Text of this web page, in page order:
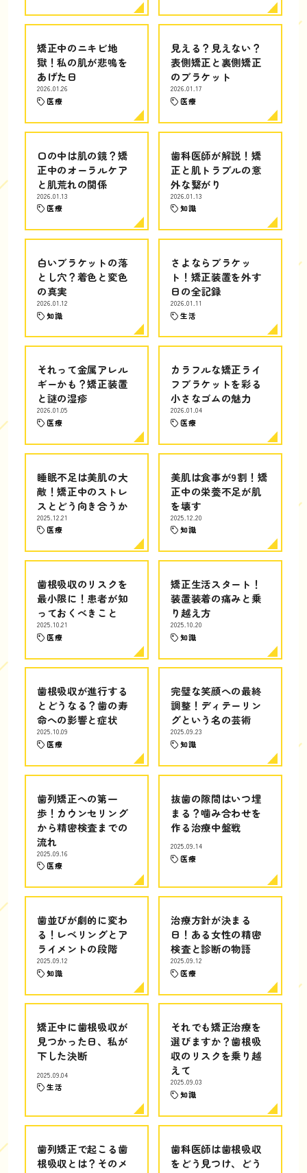
矯正中のニキビ地
獄！私の肌が悲鳴を
あげた日
2026.01.26
医療
見える？見えない？
表側矯正と裏側矯正
のブラケット
2026.01.17
医療
口の中は肌の鏡？矯
正中のオーラルケア
と肌荒れの関係
2026.01.13
医療
歯科医師が解説！矯
正と肌トラブルの意
外な繋がり
2026.01.13
知識
白いブラケットの落
とし穴？着色と変色
の真実
2026.01.12
知識
さよならブラケッ
ト！矯正装置を外す
日の全記録
2026.01.11
生活
それって金属アレル
ギーかも？矯正装置
と謎の湿疹
2026.01.05
医療
カラフルな矯正ライ
フブラケットを彩る
小さなゴムの魅力
2026.01.04
医療
睡眠不足は美肌の大
敵！矯正中のストレ
スとどう向き合うか
2025.12.21
医療
美肌は食事が9割！矯
正中の栄養不足が肌
を壊す
2025.12.20
知識
歯根吸収のリスクを
最小限に！患者が知
っておくべきこと
2025.10.21
医療
矯正生活スタート！
装置装着の痛みと乗
り越え方
2025.10.20
知識
歯根吸収が進行する
とどうなる？歯の寿
命への影響と症状
2025.10.09
医療
完璧な笑顔への最終
調整！ディテーリン
グという名の芸術
2025.09.23
知識
歯列矯正への第一
歩！カウンセリング
から精密検査までの
流れ
2025.09.16
医療
抜歯の隙間はいつ埋
まる？噛み合わせを
作る治療中盤戦
2025.09.14
医療
歯並びが劇的に変わ
る！レベリングとア
ライメントの段階
2025.09.12
知識
治療方針が決まる
日！ある女性の精密
検査と診断の物語
2025.09.12
医療
矯正中に歯根吸収が
見つかった日、私が
下した決断
2025.09.04
生活
それでも矯正治療を
選びますか？歯根吸
収のリスクを乗り越
えて
2025.09.03
知識
歯列矯正で起こる歯
根吸収とは？そのメ
歯科医師は歯根吸収
をどう見つけ、どう